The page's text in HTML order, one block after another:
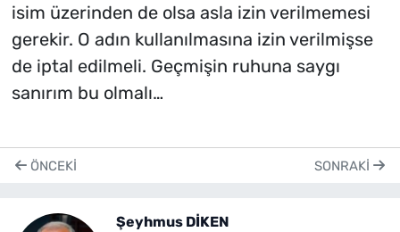
isim üzerinden de olsa asla izin verilmemesi
gerekir. O adın kullanılmasına izin verilmişse
de iptal edilmeli. Geçmişin ruhuna saygı
sanırım bu olmalı…
ÖNCEKI SONRAKI
Şeyhmus DİKEN